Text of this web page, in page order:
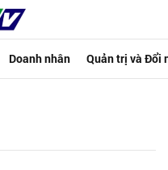
Doanh nhân Quản trị và Đổi